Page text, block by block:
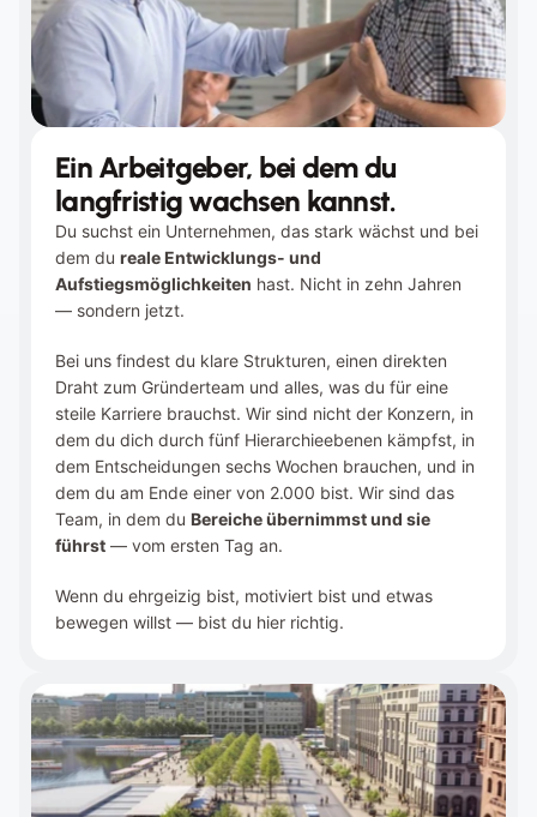
Ein Arbeitgeber, bei dem du
langfristig wachsen kannst.
Du suchst ein Unternehmen, das stark wächst und bei
dem du reale Entwicklungs- und
Aufstiegsmöglichkeiten hast. Nicht in zehn Jahren
— sondern jetzt.
Bei uns findest du klare Strukturen, einen direkten
Draht zum Gründerteam und alles, was du für eine
steile Karriere brauchst. Wir sind nicht der Konzern, in
dem du dich durch fünf Hierarchieebenen kämpfst, in
dem Entscheidungen sechs Wochen brauchen, und in
dem du am Ende einer von 2.000 bist. Wir sind das
Team, in dem du Bereiche übernimmst und sie
führst — vom ersten Tag an.
Wenn du ehrgeizig bist, motiviert bist und etwas
bewegen willst — bist du hier richtig.